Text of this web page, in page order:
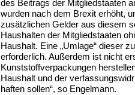
des Beitrags der Mitgliedstaaten
wurden nach dem Brexit erhöht,
zusätzlichen Gelder aus diesem
Haushalten der Mitgliedstaaten
Haushalt. Eine „Umlage“ dieser
erforderlich. Außerdem ist nicht
Kunststoffverpackungen
Haushalt und der
haften sollen“, so Engelmann.